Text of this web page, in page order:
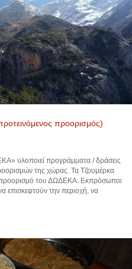
προορισμός)
υλοποιεί προγράμματα / δράσεις
της χώρας. Τα Τζουμέρκα
του ΔΩΔΕΚΑ. Εκπρόσωποι
επισκεφτούν την περιοχή, να